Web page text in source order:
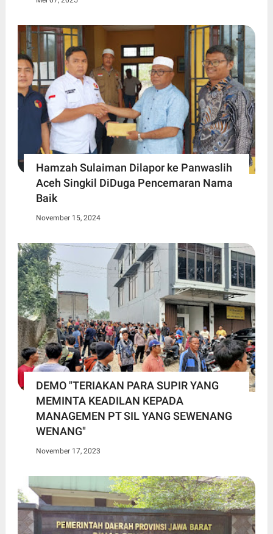
Hamzah Sulaiman Dilapor ke Panwaslih
Aceh Singkil DiDuga Pencemaran Nama
Baik
November 15, 2024
DEMO "TERIAKAN PARA SUPIR YANG
MEMINTA KEADILAN KEPADA
MANAGEMEN PT SIL YANG SEWENANG
WENANG"
November 17, 2023